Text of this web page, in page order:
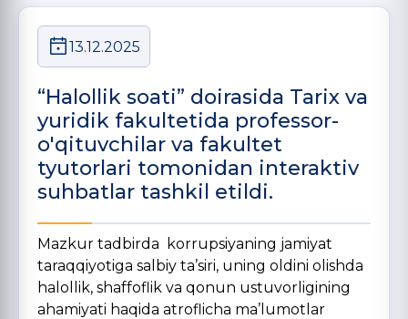
13.12.2025
“Halollik soati” doirasida Tarix va
yuridik fakultetida professor-
o'qituvchilar va fakultet
tyutorlari tomonidan interaktiv
suhbatlar tashkil etildi.
Mazkur tadbirda korrupsiyaning jamiyat
taraqqiyotiga salbiy ta’siri, uning oldini olishda
halollik, shaffoflik va qonun ustuvorligining
ahamiyati haqida atroflicha ma’lumotlar